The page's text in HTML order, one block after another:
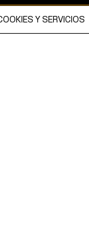
por copyright y es
Y SERVICIOS